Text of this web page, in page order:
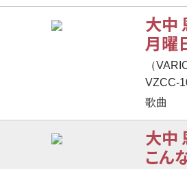
大中
月曜
（
VZCC-
歌曲
大中
こん